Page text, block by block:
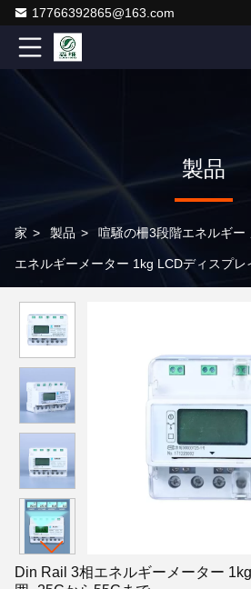
17766392865@163.com
製品
家 > 製品 > 喧騒の柵3段階エネルギー
エネルギーメーター 1kg LCDディスプ
Din Rail 3相エネルギーメーター